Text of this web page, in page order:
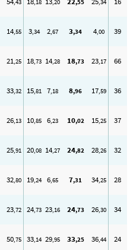
,43 ,18 ,20 ,55 ,34
14,55 3,34 2,67 3,34 4,00 39
21,25 18,73 14,28 18,73 23,17 66
33,32 15,81 7,18 8,96 17,59 36
26,13 10,85 6,23 10,02 15,25 37
25,91 20,08 14,27 24,82 28,26 32
32,80 19,24 6,65 7,31 34,25 28
23,72 24,73 23,16 24,73 26,30 34
50,75 33,14 29,95 33,25 36,44 24